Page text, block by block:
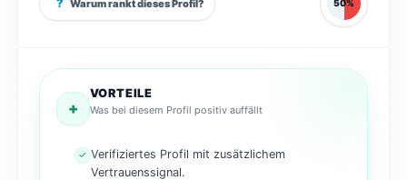
? Warum rankt dieses Profil? 50%
+
VORTEILE
Was bei diesem Profil positiv auffällt
✓ Verifiziertes Profil mit zusätzlichem
Vertrauenssignal.